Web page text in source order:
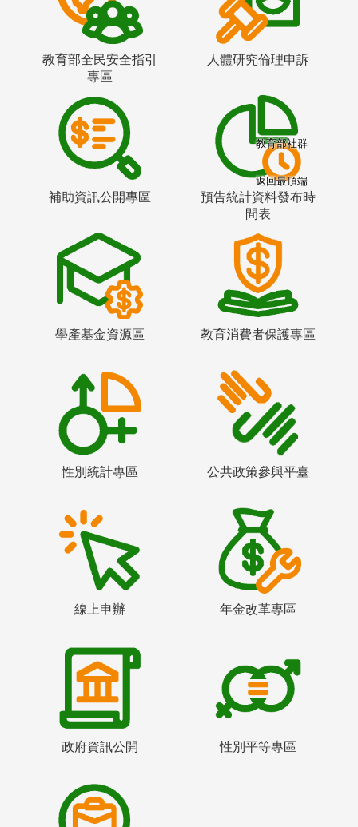
教育部全民安全指引
專區
人體研究倫理申訴
補助資訊公開專區
預告統計資料發布時
間表
學產基金資源區 教育消費者保護專區
性別統計專區 公共政策參與平臺
線上申辦 年金改革專區
政府資訊公開 性別平等專區
教育部社群
返回最頂端